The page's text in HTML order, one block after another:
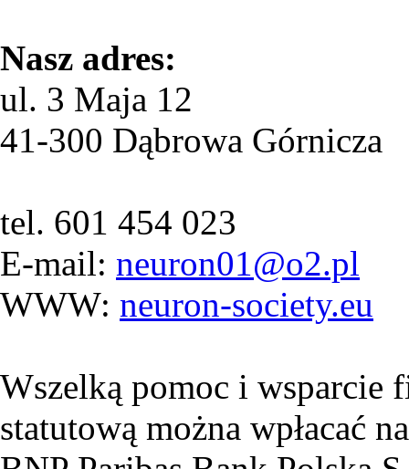
Nasz adres:
ul. 3 Maja 12
41-300 Dąbrowa Górnicza
tel. 601 454 023
E-mail: neuron01@o2.pl
WWW: neuron-society.eu
Wszelką pomoc i wsparcie
statutową można wpłacać